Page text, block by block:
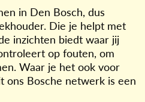
in Den Bosch, dus
Die je helpt met
inzichten biedt waar jij
op fouten, om
Waar je het ook voor
ons Bosche netwerk is een